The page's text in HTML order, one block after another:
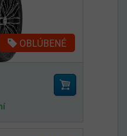
OBLÚBENÉ